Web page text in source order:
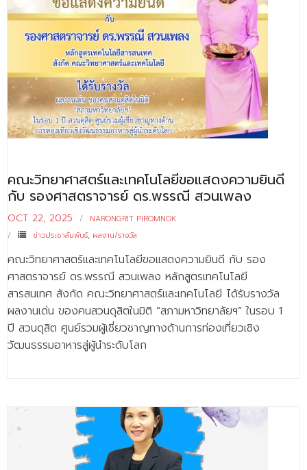
- โครงการบริหารจัดการพื้นที่ 10 ไร่ ด้านหลังโรงสีข้าว
สวนดุสิต จังหวัดปราจีนบุรี
- โครงการส่งเสริมการปลูกกล้วยเล็บมือนางฯ
- ผลงาน/รางวัล
- SDU Zero Waste
คณะวิทยาศาสตร์และเทคโนโลยีขอแสดงความยินดี
กับ รองศาสตราจารย์ ดร.พรรณี สวนเพลง
OCT 22, 2025
NARONGRIT PIROMNOK
ข่าวประชาสัมพันธ์, ผลงาน/รางวัล
คณะวิทยาศาสตร์และเทคโนโลยีขอแสดงความยินดี กับ รอง
ศาสตราจารย์ ดร.พรรณี สวนเพลง หลักสูตรเทคโนโลยี
สารสนเทศ สังกัด คณะวิทยาศาสตร์และเทคโนโลยี ได้รับรางวัล
ผลงานเด่น ของคนสวนดุสิตในมิติ “สภามหาวิทยาลัยฯ” ในรอบ 1
ปี สวนดุสิต ศูนย์รวมผู้เชี่ยวชาญทางด้านการท่องเที่ยวเชิง
วัฒนธรรมอาหารสู่ผู้นำระดับโลก